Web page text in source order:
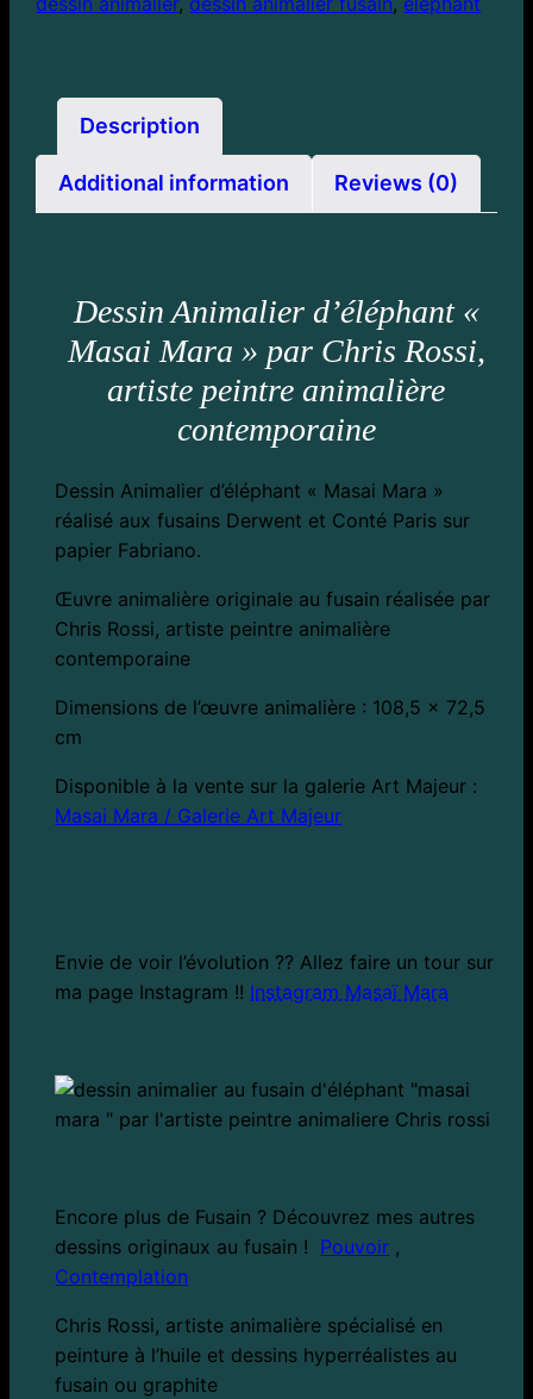
Description
Additional information Reviews (0)
Dessin Animalier d’éléphant «
Masai Mara » par Chris Rossi,
artiste peintre animalière
contemporaine
Dessin Animalier d’éléphant « Masai Mara »
réalisé aux fusains Derwent et Conté Paris sur
papier Fabriano.
Œuvre animalière originale au fusain réalisée par
Chris Rossi, artiste peintre animalière
contemporaine
Dimensions de l’œuvre animalière : 108,5 x 72,5
cm
Disponible à la vente sur la galerie Art Majeur :
Masai Mara / Galerie Art Majeur
Envie de voir l’évolution ?? Allez faire un tour sur
ma page Instagram !! Instagram Masaï Mara
Encore plus de Fusain ? Découvrez mes autres
dessins originaux au fusain ! Pouvoir ,
Contemplation
Chris Rossi, artiste animalière spécialisé en
peinture à l’huile et dessins hyperréalistes au
fusain ou graphite